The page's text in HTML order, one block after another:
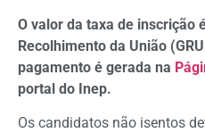
O valor da taxa de inscrição
Recolhimento da União
pagamento é gerada na
portal do Inep.
Os candidatos não isentos